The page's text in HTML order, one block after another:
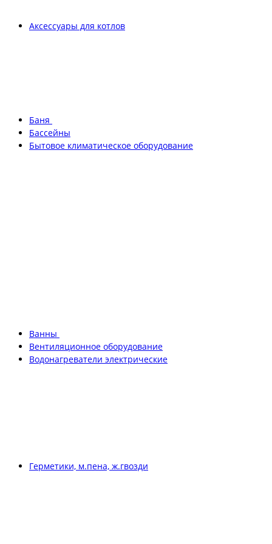
Аксессуары для котлов
Баня
Бассейны
Бытовое климатическое оборудование
Ванны
Вентиляционное оборудование
Водонагреватели электрические
Герметики, м.пена, ж.гвозди